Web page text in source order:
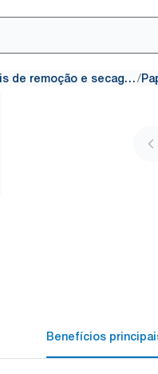
Papéis de remoção e secagem/
Benefícios